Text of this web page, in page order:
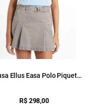
Ellus Easa Polo Piquet
R$ 298,00